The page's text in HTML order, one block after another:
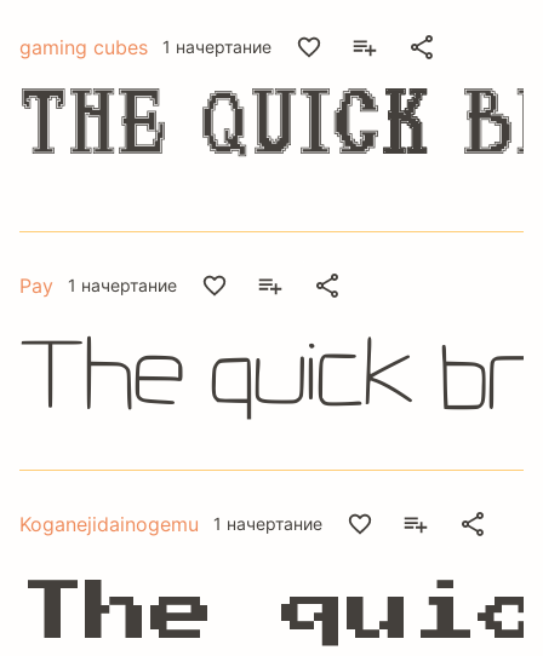
gaming cubes 1 начертание
The quick
Pay 1 начертание
The quick
Koganejidainogemu 1 начертание
The